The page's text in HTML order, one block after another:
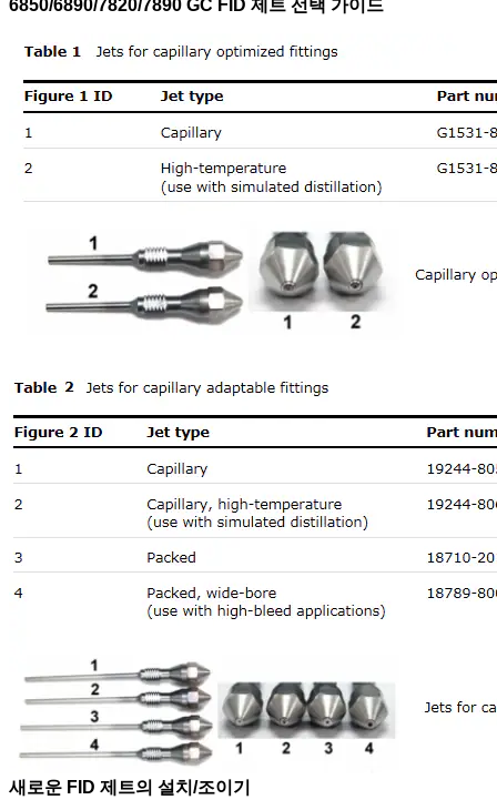
6850/6890/7820/7890 GC FID 제트 선택 가이드
새로운 FID 제트의 설치/조이기